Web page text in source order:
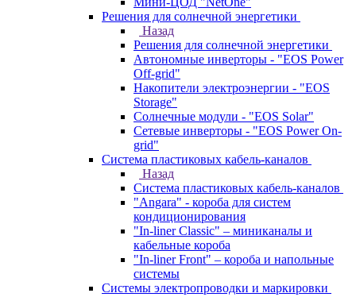
Решения для солнечной энергетики
Назад
Решения для солнечной энергетики
Автономные инверторы - "EOS Power
Off-grid"
Накопители электроэнергии - "EOS
Storage"
Солнечные модули - "EOS Solar"
Сетевые инверторы - "EOS Power On-
grid"
Система пластиковых кабель-каналов
Назад
Система пластиковых кабель-каналов
"Angara" - короба для систем
кондиционирования
"In-liner Classic" – миниканалы и
кабельные короба
"In-liner Front" – короба и напольные
системы
Системы электропроводки и маркировки